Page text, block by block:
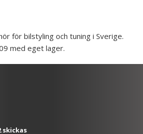
för bilstyling och tuning i Sverige.
med eget lager.
skickas